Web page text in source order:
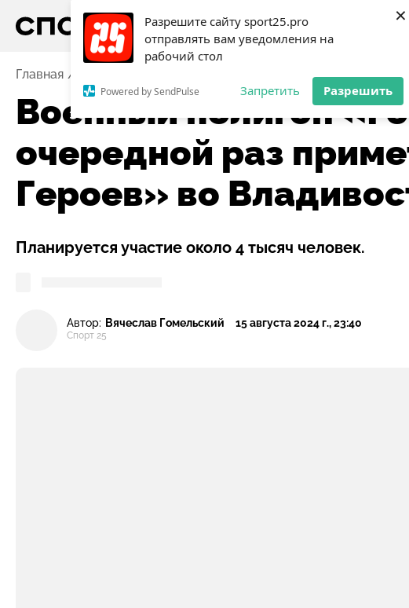
Разрешите сайту sport25.pro
отправлять вам уведомления на
рабочий стол
Powered by SendPulse Запретить Разрешить
×
Главная Военный полигон
Военный полигон
очередной раз
Героев» во
Планируется участие около 4 тысяч человек.
Автор: Вячеслав Гомельский
Спорт 25
15 августа 2024 г., 23:40